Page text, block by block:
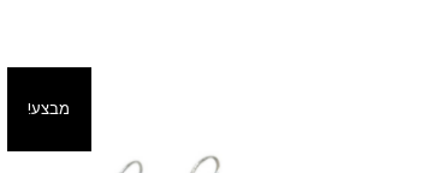
מבצע!